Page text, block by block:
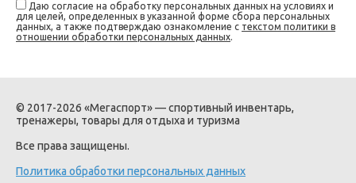
Даю согласие на обработку персональных данных на условиях и
для целей, определенных в указанной форме сбора персональных
данных, а также подтверждаю ознакомление с текстом политики в
отношении обработки персональных данных.
© 2017-2026 «Мегаспорт» — спортивный инвентарь,
тренажеры, товары для отдыха и туризма
Все права защищены.
Политика обработки персональных данных